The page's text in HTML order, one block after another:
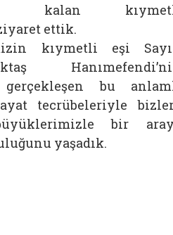
kalan
ettik.
kıymetli eşi
gerçekleşen bu
tecrübeleriyle
bir
yaşadık.